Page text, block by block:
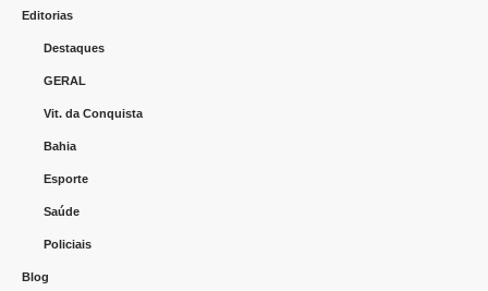
Editorias
Destaques
GERAL
Vit. da Conquista
Bahia
Esporte
Saúde
Policiais
Blog